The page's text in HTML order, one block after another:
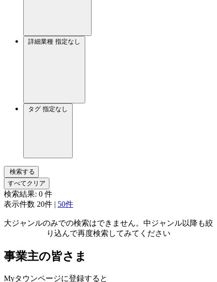
詳細業種 指定なし
タグ 指定なし
検索する
すべてクリア
検索結果: 0 件
表示件数 20件 | 50件
大ジャンルのみでの検索はできません。中ジャンル以降も絞
り込んで再度検索してみてください
事業主の皆さま
Myタウンページに登録すると